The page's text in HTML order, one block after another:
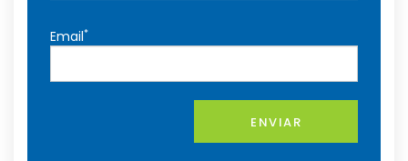
Email*
ENVIAR